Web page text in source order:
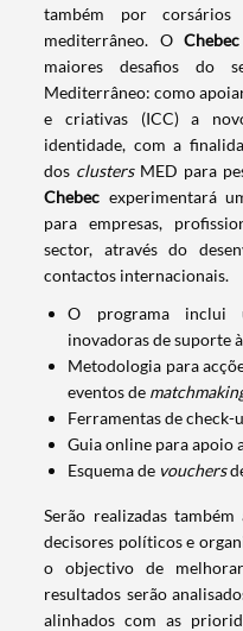
também por
mediterrâneo. O Chebec
maiores desafios do
Mediterrâneo: como
e criativas (ICC) a
identidade, com a
dos clustersMED para
Chebec experimentará
para empresas,
sector, através do
contactos internacionais.
O programa inclui
inovadoras de suporte
Metodologia para
eventos de
Ferramentas de check-
Guia online para apoio
Esquema de vouchers
​Serão realizadas
decisores políticos e
o objectivo de
resultados serão
alinhados com as